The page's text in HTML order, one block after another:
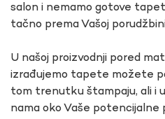
salon i nemamo gotove
tačno prema Vašoj
U našoj proizvodnji pored
izrađujemo tapete možete
tom trenutku štampaju, ali i
nama oko Vaše potencijalne